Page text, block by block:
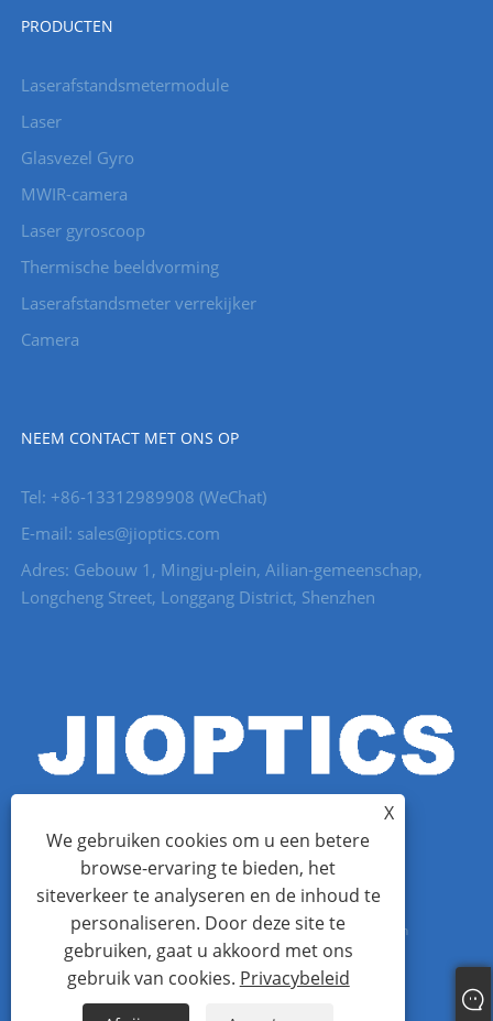
PRODUCTEN
Laserafstandsmetermodule
Laser
Glasvezel Gyro
MWIR-camera
Laser gyroscoop
Thermische beeldvorming
Laserafstandsmeter verrekijker
Camera
NEEM CONTACT MET ONS OP
Tel: +86-13312989908 (WeChat)
E-mail: sales@jioptics.com
Adres: Gebouw 1, Mingju-plein, Ailian-gemeenschap,
Longcheng Street, Longgang District, Shenzhen
Copyright © 2022 Shenzhen Jioptics Technology Co., Ltd -
Laserafstandsmetermodule, Zoom MWIR-camera - Alle rechten
voorbehouden.
X
We gebruiken cookies om u een betere
browse-ervaring te bieden, het
siteverkeer te analyseren en de inhoud te
personaliseren. Door deze site te
gebruiken, gaat u akkoord met ons
gebruik van cookies. Privacybeleid